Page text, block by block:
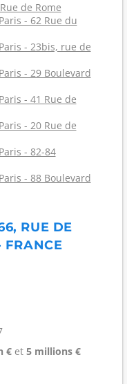
de Rome
- 62 Rue du
- 23bis, rue de
- 29 Boulevard
- 41 Rue de
- 20 Rue de
- 82-84
- 88 Boulevard
RUE DE
FRANCE
€et 5 millions €